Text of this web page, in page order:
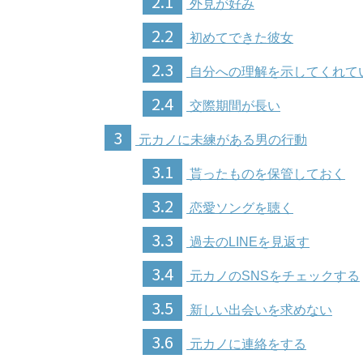
外見が好み
2.2 初めてできた彼女
2.3 自分への理解を示してくれて
2.4 交際期間が長い
3 元カノに未練がある男の行動
3.1 貰ったものを保管しておく
3.2 恋愛ソングを聴く
3.3 過去のLINEを見返す
3.4 元カノのSNSをチェックする
3.5 新しい出会いを求めない
3.6 元カノに連絡をする